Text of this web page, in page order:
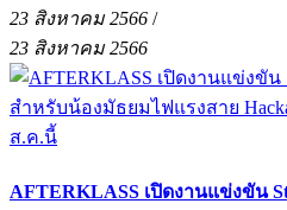
23 สิงหาคม 2566 /
23 สิงหาคม 2566
AFTERKLASS เปิดงานแข่งขัน